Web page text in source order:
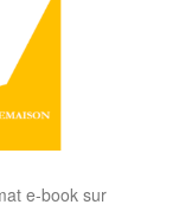
e-book sur